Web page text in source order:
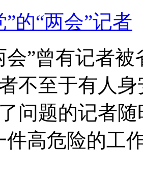
的“两会”记者
会”曾有记者
不至于有人
问题的记者
件高危险的工